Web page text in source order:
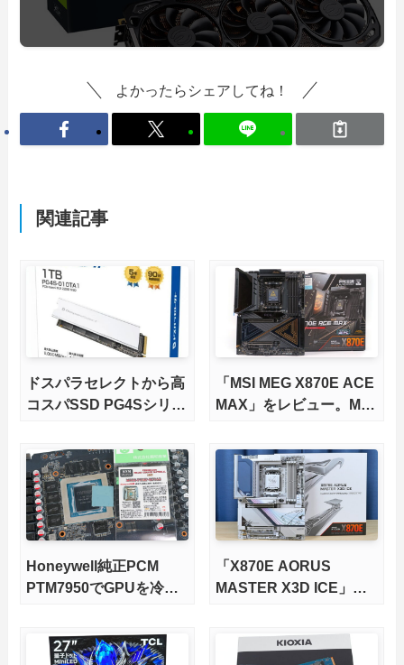
よかったらシェアしてね！
関連記事
ドスパラセレクトから高
コスパSSD PG4Sシリー
「MSI MEG X870E ACE
MAX」をレビュー。M.2
版X870Eマザーボードを
徹底検証
Honeywell純正PCM
PTM7950でGPUを冷や
「X870E AORUS
MASTER X3D ICE」を
さらに高速にする完全版
X870Eマザーボードを徹